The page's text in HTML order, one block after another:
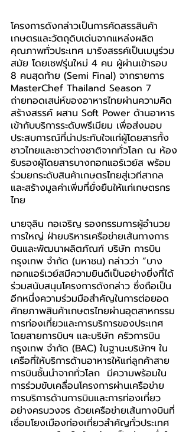
โครงการดังกล่าวเป็นการคัดสรรสินค้า
เกษตรและวัตถุดิบเด่นจากแหล่งผลิต
คุณภาพทั่วประเทศ มารังสรรค์เป็นเมนูร่วม
สมัย โดยเชฟรุ่นใหม่ 4 คน ผู้ผ่านเข้ารอบ
8 คนสุดท้าย (Semi Final) จากรายการ
MasterChef Thailand Season 7
ถ่ายทอดเสน่ห์ของอาหารไทยผ่านความคิด
สร้างสรรค์ ผสาน Soft Power ด้านอาหาร
เข้ากับบริการระดับพรีเมียม เพื่อส่งมอบ
ประสบการณ์ที่น่าประทับใจแก่ผู้โดยสารทั้ง
ชาวไทยและชาวต่างชาติจากทั่วโลก ณ ห้อง
รับรองผู้โดยสารบางกอกแอร์เวย์ส พร้อม
ร่วมยกระดับสินค้าเกษตรไทยสู่เวทีสากล
และสร้างมูลค่าเพิ่มที่ยั่งยืนให้แก่เกษตรกร
ไทย
นายจุลิน กอเจริญ รองกรรมการผู้อำนวย
การใหญ่ ฝ่ายบริหารเครือข่ายเส้นทางการ
บินและพัฒนาผลิตภัณฑ์ บริษัท การบิน
กรุงเทพ จำกัด (มหาชน) กล่าวว่า “บาง
กอกแอร์เวย์สมีความยินดีเป็นอย่างยิ่งที่ได้
ร่วมสนับสนุนโครงการดังกล่าว ซึ่งถือเป็น
อีกหนึ่งความร่วมมือสำคัญในการต่อยอด
ศักยภาพสินค้าเกษตรไทยผ่านอุตสาหกรรม
การท่องเที่ยวและการบริการของประเทศ
โดยสายการบินฯ และบริษัท ครัวการบิน
กรุงเทพ จำกัด (BAC) ในฐานะบริษัทฯ ใน
เครือที่ให้บริการด้านอาหารให้แก่ลูกค้าสาย
การบินชั้นนำจากทั่วโลก  มีความพร้อมใน
การร่วมขับเคลื่อนโครงการผ่านเครือข่าย
การบริการด้านการบินและการท่องเที่ยว
อย่างครบวงจร ด้วยเครือข่ายเส้นทางบินที่
เชื่อมโยงเมืองท่องเที่ยวสำคัญทั่วประเทศ